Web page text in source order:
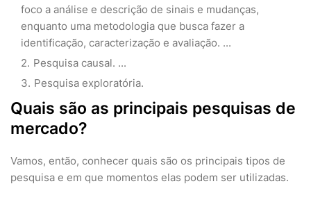
foco a análise e descrição de sinais e mudanças,
enquanto uma metodologia que busca fazer a
identificação, caracterização e avaliação. ...
Pesquisa causal. ...
Pesquisa exploratória.
Quais são as principais pesquisas de
mercado?
Vamos, então, conhecer quais são os principais tipos de
pesquisa e em que momentos elas podem ser utilizadas.